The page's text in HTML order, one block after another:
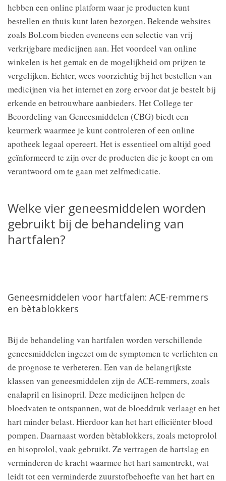
hebben een online platform waar je producten kunt
bestellen en thuis kunt laten bezorgen. Bekende websites
zoals Bol.com bieden eveneens een selectie van vrij
verkrijgbare medicijnen aan. Het voordeel van online
winkelen is het gemak en de mogelijkheid om prijzen te
vergelijken. Echter, wees voorzichtig bij het bestellen van
medicijnen via het internet en zorg ervoor dat je bestelt bij
erkende en betrouwbare aanbieders. Het College ter
Beoordeling van Geneesmiddelen (CBG) biedt een
keurmerk waarmee je kunt controleren of een online
apotheek legaal opereert. Het is essentieel om altijd goed
geïnformeerd te zijn over de producten die je koopt en om
verantwoord om te gaan met zelfmedicatie.
Welke vier geneesmiddelen worden
gebruikt bij de behandeling van
hartfalen?
Geneesmiddelen voor hartfalen: ACE-remmers
en bètablokkers
Bij de behandeling van hartfalen worden verschillende
geneesmiddelen ingezet om de symptomen te verlichten en
de prognose te verbeteren. Een van de belangrijkste
klassen van geneesmiddelen zijn de ACE-remmers, zoals
enalapril en lisinopril. Deze medicijnen helpen de
bloedvaten te ontspannen, wat de bloeddruk verlaagt en het
hart minder belast. Hierdoor kan het hart efficiënter bloed
pompen. Daarnaast worden bètablokkers, zoals metoprolol
en bisoprolol, vaak gebruikt. Ze vertragen de hartslag en
verminderen de kracht waarmee het hart samentrekt, wat
leidt tot een verminderde zuurstofbehoefte van het hart en